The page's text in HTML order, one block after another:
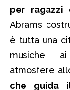
per ragazzi
Abrams
è tutta una
musiche
atmosfere
che guida